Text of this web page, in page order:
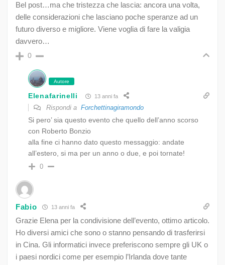
Bel post…ma che tristezza che lascia: ancora una volta,
delle considerazioni che lasciano poche speranze ad un
futuro diverso e migliore. Viene voglia di fare la valigia
davvero…
0
Autore
Elenafarinelli 13 anni fa
Rispondi a Forchettinagiramondo
Si pero’ sia questo evento che quello dell’anno scorso
con Roberto Bonzio
alla fine ci hanno dato questo messaggio: andate
all’estero, si ma per un anno o due, e poi tornate!
0
Fabio 13 anni fa
Grazie Elena per la condivisione dell’evento, ottimo articolo.
Ho diversi amici che sono o stanno pensando di trasferirsi
in Cina. Gli informatici invece preferiscono sempre gli UK o
i paesi nordici come per esempio l’Irlanda dove tante